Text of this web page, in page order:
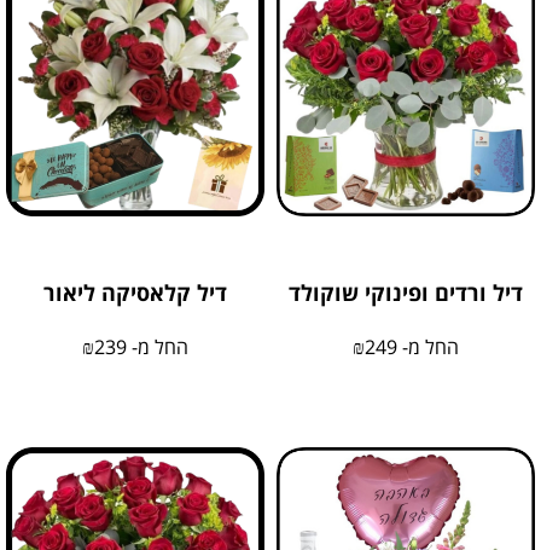
דיל ורדים ופינוקי שוקולד
החל מ- ₪249
דיל קלאסיקה ליאור
החל מ- ₪239